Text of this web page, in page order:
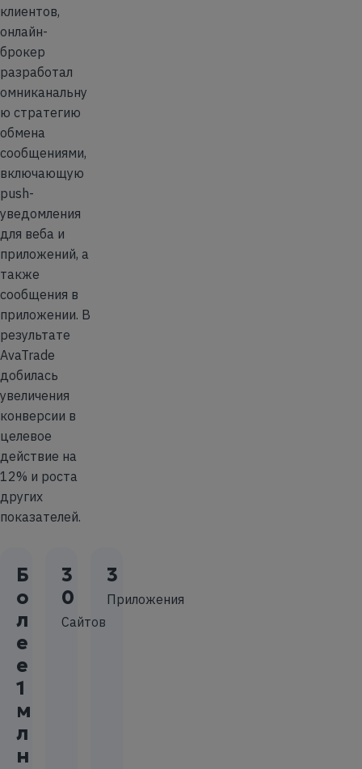
клиентов,
онлайн-
брокер
разработал
омниканальну
ю стратегию
обмена
сообщениями,
включающую
push-
уведомления
для веба и
приложений, а
также
сообщения в
приложении. В
результате
AvaTrade
добилась
увеличения
конверсии в
целевое
действие на
12% и роста
других
показателей.
Б
о
л
е
е
1
м
л
н
3
0
Сайтов
3
Приложения